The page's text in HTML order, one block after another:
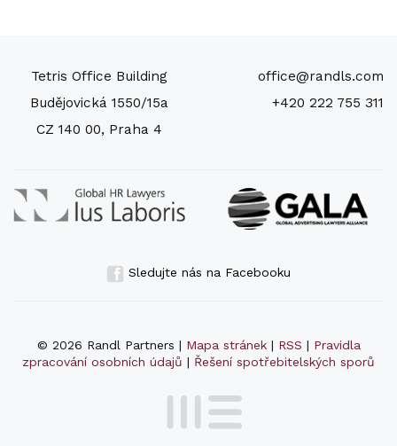
Tetris Office Building
Budějovická 1550/15a
CZ 140 00, Praha 4
office@randls.com
+420 222 755 311
Sledujte nás na Facebooku
© 2026 Randl Partners | Mapa stránek| RSS | Pravidla
zpracování osobních údajů | Řešení spotřebitelských sporů